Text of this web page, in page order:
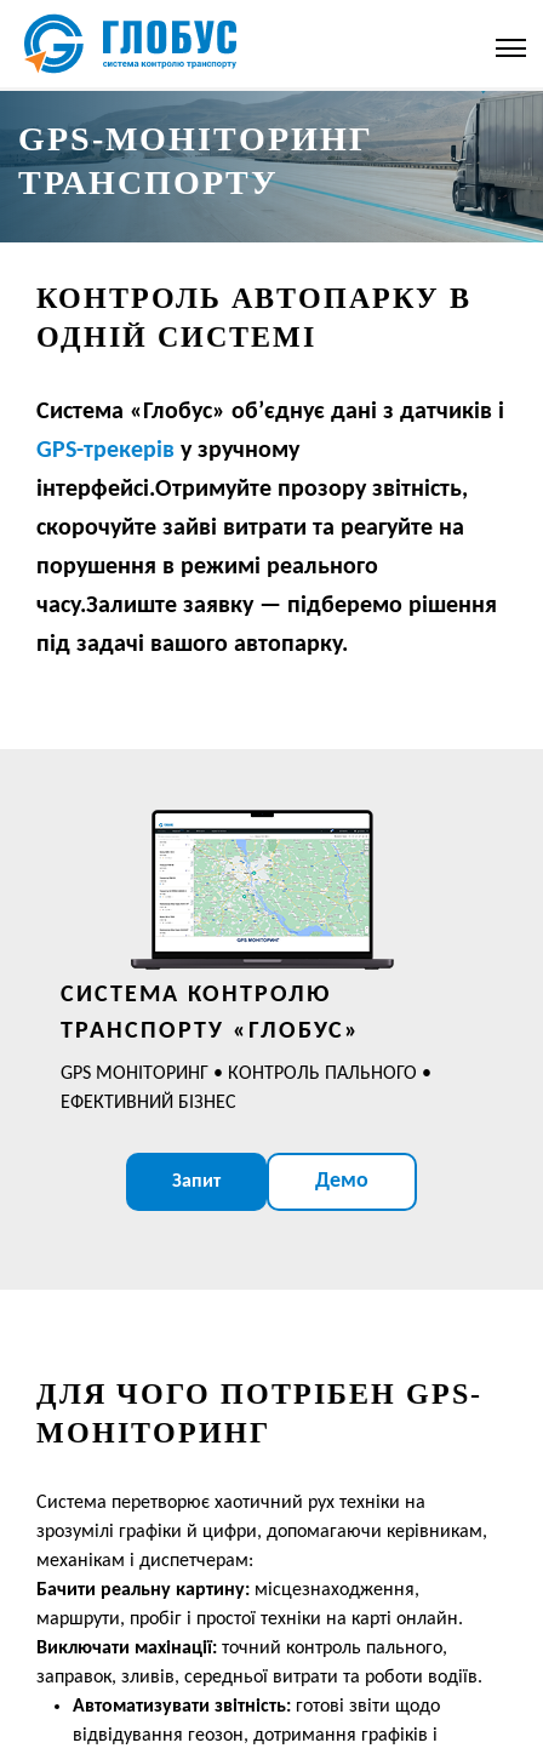
GPS-МОНІТОРИНГ
ТРАНСПОРТУ
КОНТРОЛЬ АВТОПАРКУ В
ОДНІЙ СИСТЕМІ
Система «Глобус» об’єднує дані з датчиків і
GPS-трекерів у зручному
інтерфейсі.Отримуйте прозору звітність,
скорочуйте зайві витрати та реагуйте на
порушення в режимі реального
часу.Залиште заявку — підберемо рішення
під задачі вашого автопарку.
СИСТЕМА КОНТРОЛЮ
ТРАНСПОРТУ «ГЛОБУС»
GPS МОНІТОРИНГ • КОНТРОЛЬ ПАЛЬНОГО •
ЕФЕКТИВНИЙ БІЗНЕС
Запит Демо
ДЛЯ ЧОГО ПОТРІБЕН GPS-
МОНІТОРИНГ
Система перетворює хаотичний рух техніки на
зрозумілі графіки й цифри, допомагаючи керівникам,
механікам і диспетчерам:
Бачити реальну картину: місцезнаходження,
маршрути, пробіг і простої техніки на карті онлайн.
Виключати махінації: точний контроль пального,
заправок, зливів, середньої витрати та роботи водіїв.
Автоматизувати звітність: готові звіти щодо
відвідування геозон, дотримання графіків і